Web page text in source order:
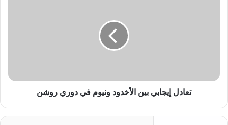
تعادل إيجابي بين الأخدود ونيوم في دوري روشن